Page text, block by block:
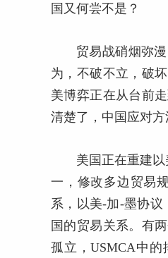
国又何尝不是？
贸易战硝烟弥
为，不破不立，破
美博弈正在从台前
清楚了，中国应对方
美国正在重建
一，修改多边贸易
系，以美-加-墨协议
国的贸易关系。有
孤立，USMCA中